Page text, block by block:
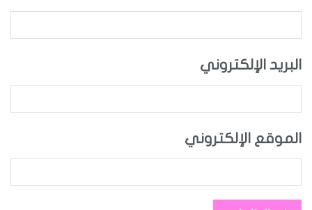
البريد الإلكتروني
الموقع الإلكتروني